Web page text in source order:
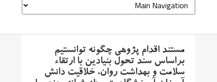
مستند اقدام پژوهی چگونه توانستیم
براساس سند تحول بنیادین با ارتقاء
سلامت و بهداشت روان، خلاقیت دانش